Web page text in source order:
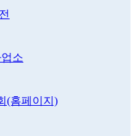
소
(홈페이지)